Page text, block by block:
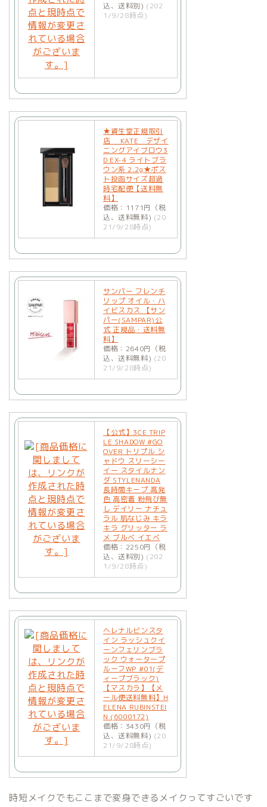
込、送料別) (202
1/9/28時点)
★資生堂正規取引
店 KATE デザイ
ニングアイブロウ3
D EX-4 ライトブラ
ウン系 2.2g★ポス
ト投函サイズ超過
時宅配便【送料無
料】
価格：1171円（税
込、送料無料) (20
21/9/28時点)
サンパー フレンチ
リップ オイル・ハ
イビスカス 【サン
パー(SAMPAR)公
式 正規品・送料無
料】
価格：2640円（税
込、送料無料) (20
21/9/28時点)
【公式】3CE TRIP
LE SHADOW #GO
OVER トリプル シ
ャドウ スリーシー
イー スタイルナン
ダ STYLENANDA
長時間キープ 高発
色 高密着 粉飛び無
し デイリー ナチュ
ラル 肌なじみ キラ
キラ グリッター ラ
メ ブルベ イエベ
価格：2250円（税
込、送料別) (202
1/9/28時点)
ヘレナルビンスタ
イン ラッシュクイ
ーンフェリンブラ
ック ウォータープ
ルーフWP #01(デ
ィープブラック)
【マスカラ】【メ
ール便送料無料】H
ELENA RUBINSTEI
N (6000172)
価格：3430円（税
込、送料無料) (20
21/9/28時点)
時短メイクでもここまで変身できるメイクってすごいです